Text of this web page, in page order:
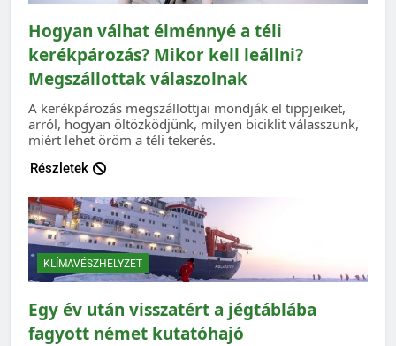
Hogyan válhat élménnyé a téli
kerékpározás? Mikor kell leállni?
Megszállottak válaszolnak
A kerékpározás megszállottjai mondják el tippjeiket,
arról, hogyan öltözködjünk, milyen biciklit válasszunk,
miért lehet öröm a téli tekerés.
Részletek
KLÍMAVÉSZHELYZET
Egy év után visszatért a jégtáblába
fagyott német kutatóhajó